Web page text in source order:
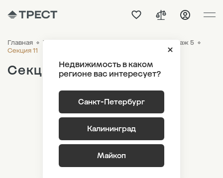
Недвижимость в каком
регионе вас интересует?
Санкт-Петербург
Калининград
Майкоп
Главная ЖК «Новый Питер»
Лот 3 Этаж 5
Секция 11
Секция 11